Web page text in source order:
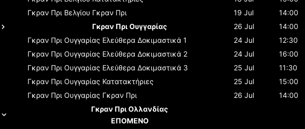
Γκραν Πρι Βελγίου Γκραν Πρι 19 Jul
14:00
Γκραν Πρι Ουγγαρίας
26 Jul
14:00
Γκραν Πρι Ουγγαρίας Ελεύθερα Δοκιμαστικά 1 24 Jul
12:30
Γκραν Πρι Ουγγαρίας Ελεύθερα Δοκιμαστικά 2 24 Jul
16:00
Γκραν Πρι Ουγγαρίας Ελεύθερα Δοκιμαστικά 3 25 Jul
11:30
Γκραν Πρι Ουγγαρίας Κατατακτήριες 25 Jul
15:00
Γκραν Πρι Ουγγαρίας Γκραν Πρι 26 Jul
14:00
Γκραν Πρι Ολλανδίας
ΕΠΟΜΕΝΟ